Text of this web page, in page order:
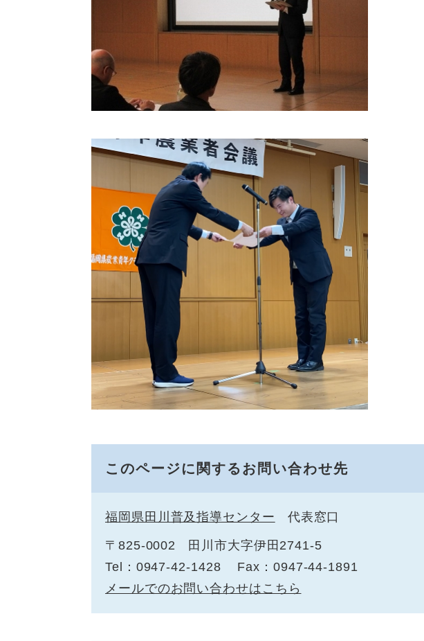
このページに関するお問い合わせ先
福岡県田川普及指導センター 代表窓口
〒825-0002
田川市大字伊田2741-5
Tel：0947-42-1428
Fax：0947-44-1891
メールでのお問い合わせはこちら